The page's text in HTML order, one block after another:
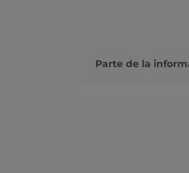
mosaicos. El
con discapacidad
Parte de la